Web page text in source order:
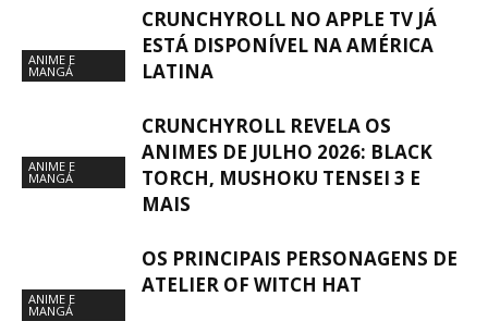
ANIME E
MANGÁ
CRUNCHYROLL NO APPLE TV JÁ
ESTÁ DISPONÍVEL NA AMÉRICA
LATINA
ANIME E
MANGÁ
CRUNCHYROLL REVELA OS
ANIMES DE JULHO 2026: BLACK
TORCH, MUSHOKU TENSEI 3 E
MAIS
ANIME E
MANGÁ
OS PRINCIPAIS PERSONAGENS DE
ATELIER OF WITCH HAT